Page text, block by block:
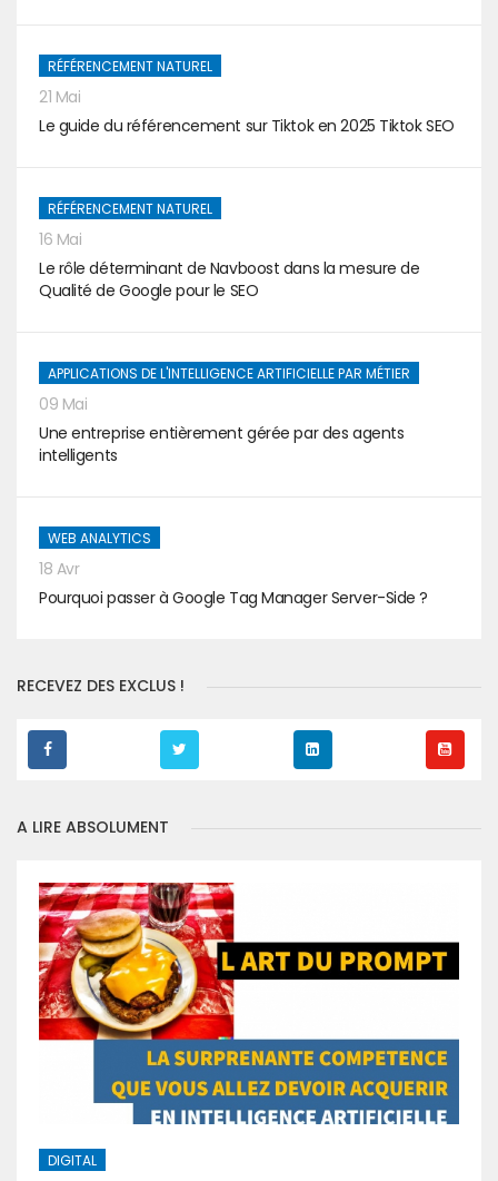
RÉFÉRENCEMENT NATUREL
21 Mai
Le guide du référencement sur Tiktok en 2025 Tiktok SEO
RÉFÉRENCEMENT NATUREL
16 Mai
Le rôle déterminant de Navboost dans la mesure de
Qualité de Google pour le SEO
APPLICATIONS DE L'INTELLIGENCE ARTIFICIELLE PAR MÉTIER
09 Mai
Une entreprise entièrement gérée par des agents
intelligents
WEB ANALYTICS
18 Avr
Pourquoi passer à Google Tag Manager Server-Side ?
RECEVEZ DES EXCLUS !
A LIRE ABSOLUMENT
DIGITAL